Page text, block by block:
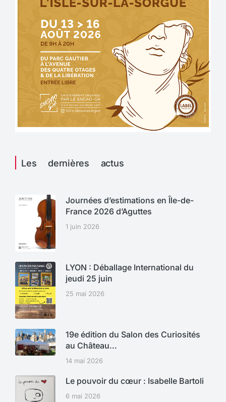
Les dernières actus
Journées d’estimations en Île-de-
France 2026 d’Aguttes
1 juin 2026
LYON : Déballage International du
jeudi 25 juin
25 mai 2026
19e édition du Salon des Curiosités
au Château…
14 mai 2026
Le pouvoir du cœur : Isabelle Bartoli
6 mai 2026